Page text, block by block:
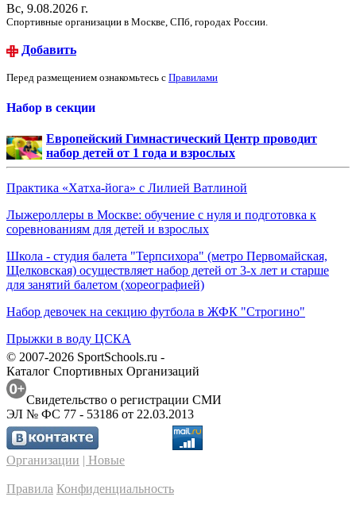
Вс, 9.08.2026 г.
Спортивные организации в Москве, СПб, городах России.
Добавить
Перед размещением ознакомьтесь с Правилами
Набор в секции
Европейский Гимнастический Центр проводит
набор детей от 1 года и взрослых
Практика «Хатха-йога» с Лилией Ватлиной
Лыжероллеры в Москве: обучение с нуля и подготовка к
соревнованиям для детей и взрослых
Школа - студия балета "Терпсихора" (метро Первомайская,
Щелковская) осуществляет набор детей от 3-х лет и старше
для занятий балетом (хореографией)
Набор девочек на секцию футбола в ЖФК "Строгино"
Прыжки в воду ЦСКА
© 2007-2026 SportSchools.ru -
Каталог Спортивных Организаций
Свидетельство о регистрации СМИ
ЭЛ № ФС 77 - 53186 от 22.03.2013
Организации | Новые
Правила Конфиденциальность